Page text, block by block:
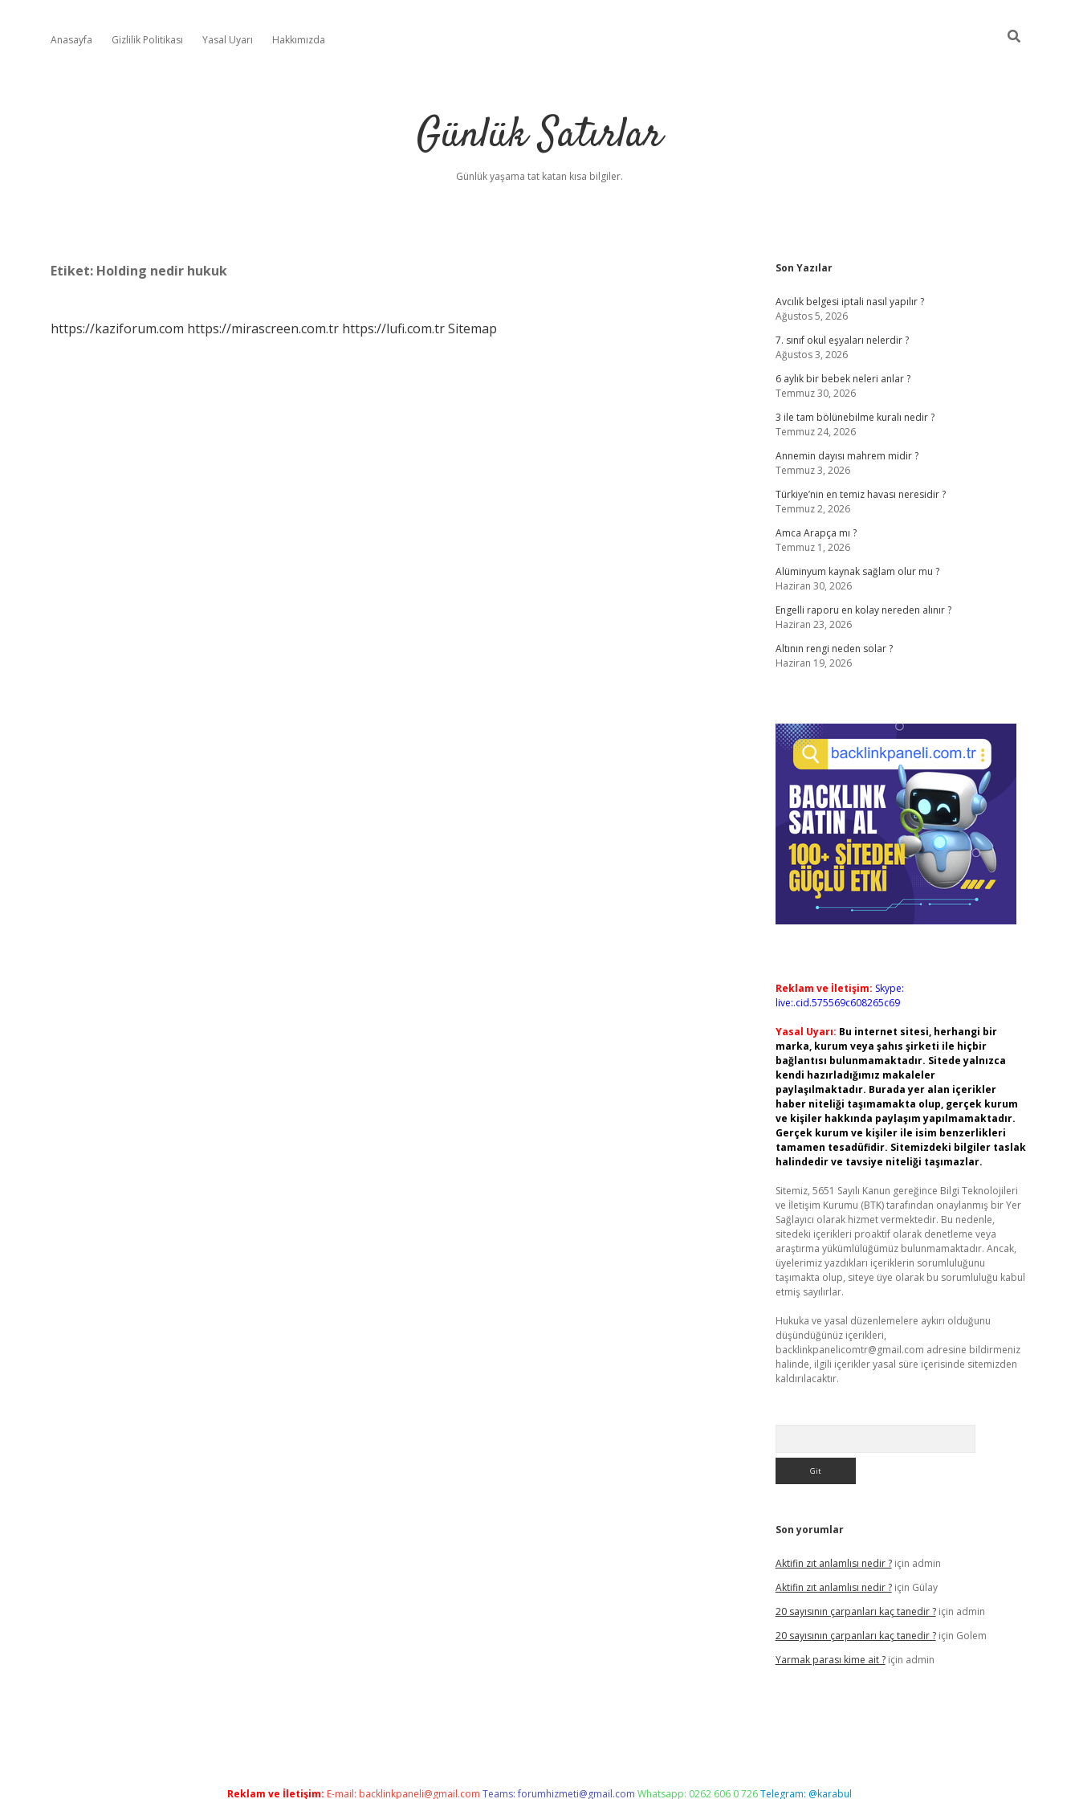
Anasayfa Gizlilik Politikası Yasal Uyarı Hakkımızda
Günlük Satırlar
Günlük yaşama tat katan kısa bilgiler.
Etiket: Holding nedir hukuk
https://kaziforum.com https://mirascreen.com.tr https://lufi.com.trSitemap
Sidebar
Son Yazılar
Avcılık belgesi iptali nasıl yapılır ?
Ağustos 5, 2026
7. sınıf okul eşyaları nelerdir ?
Ağustos 3, 2026
6 aylık bir bebek neleri anlar ?
Temmuz 30, 2026
3 ile tam bölünebilme kuralı nedir ?
Temmuz 24, 2026
Annemin dayısı mahrem midir ?
Temmuz 3, 2026
Türkiye’nin en temiz havası neresidir ?
Temmuz 2, 2026
Amca Arapça mı ?
Temmuz 1, 2026
Alüminyum kaynak sağlam olur mu ?
Haziran 30, 2026
Engelli raporu en kolay nereden alınır ?
Haziran 23, 2026
Altının rengi neden solar ?
Haziran 19, 2026
Reklam ve İletişim: Skype:
live:.cid.575569c608265c69
Yasal Uyarı: Bu internet sitesi, herhangi bir
marka, kurum veya şahıs şirketi ile hiçbir
bağlantısı bulunmamaktadır. Sitede yalnızca
kendi hazırladığımız makaleler
paylaşılmaktadır. Burada yer alan içerikler
haber niteliği taşımamakta olup, gerçek kurum
ve kişiler hakkında paylaşım yapılmamaktadır.
Gerçek kurum ve kişiler ile isim benzerlikleri
tamamen tesadüfidir. Sitemizdeki bilgiler taslak
halindedir ve tavsiye niteliği taşımazlar.
Sitemiz, 5651 Sayılı Kanun gereğince Bilgi Teknolojileri
ve İletişim Kurumu (BTK) tarafından onaylanmış bir Yer
Sağlayıcı olarak hizmet vermektedir. Bu nedenle,
sitedeki içerikleri proaktif olarak denetleme veya
araştırma yükümlülüğümüz bulunmamaktadır. Ancak,
üyelerimiz yazdıkları içeriklerin sorumluluğunu
taşımakta olup, siteye üye olarak bu sorumluluğu kabul
etmiş sayılırlar.
Hukuka ve yasal düzenlemelere aykırı olduğunu
düşündüğünüz içerikleri,
backlinkpanelicomtr@gmail.com adresine bildirmeniz
halinde, ilgili içerikler yasal süre içerisinde sitemizden
kaldırılacaktır.
Son yorumlar
Aktifin zıt anlamlısı nedir ?için admin
Aktifin zıt anlamlısı nedir ?için Gülay
20 sayısının çarpanları kaç tanedir ?için admin
20 sayısının çarpanları kaç tanedir ?için Golem
Yarmak parası kime ait ?için admin
Reklam ve İletişim: E-mail: backlinkpaneli@gmail.com Teams:forumhizmeti@gmail.com Whatsapp: 0262 606 0 726Telegram: @karabul